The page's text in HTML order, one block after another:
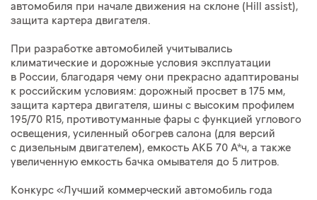
автомобиля при начале движения на склоне (Hill assist),
защита картера двигателя.
При разработке автомобилей учитывались
климатические и дорожные условия эксплуатации
в России, благодаря чему они прекрасно адаптированы
к российским условиям: дорожный просвет в 175 мм,
защита картера двигателя, шины с высоким профилем
195/70 R15, противотуманные фары с функцией углового
освещения, усиленный обогрев салона (для версий
с дизельным двигателем), емкость АКБ 70 А*ч, а также
увеличенную емкость бачка омывателя до 5 литров.
Конкурс «Лучший коммерческий автомобиль года